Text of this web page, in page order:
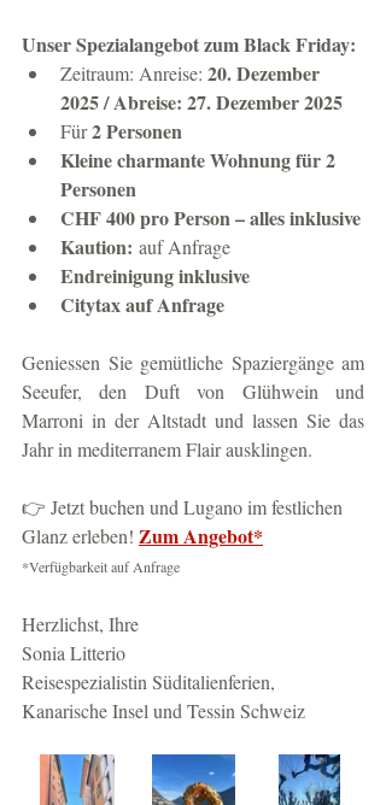
Unser Spezialangebot zum Black Friday:
Zeitraum: Anreise: 20. Dezember
2025 / Abreise: 27. Dezember 2025
Für 2 Personen
Kleine charmante Wohnung für 2
Personen
CHF 400 pro Person – alles inklusive
Kaution: auf Anfrage
Endreinigung inklusive
Citytax auf Anfrage
Geniessen Sie gemütliche Spaziergänge am
Seeufer, den Duft von Glühwein und
Marroni in der Altstadt und lassen Sie das
Jahr in mediterranem Flair ausklingen.
👉 Jetzt buchen und Lugano im festlichen
Glanz erleben! Zum Angebot*
*Verfügbarkeit auf Anfrage
Herzlichst, Ihre
Sonia Litterio
Reisespezialistin Süditalienferien,
Kanarische Insel und Tessin Schweiz